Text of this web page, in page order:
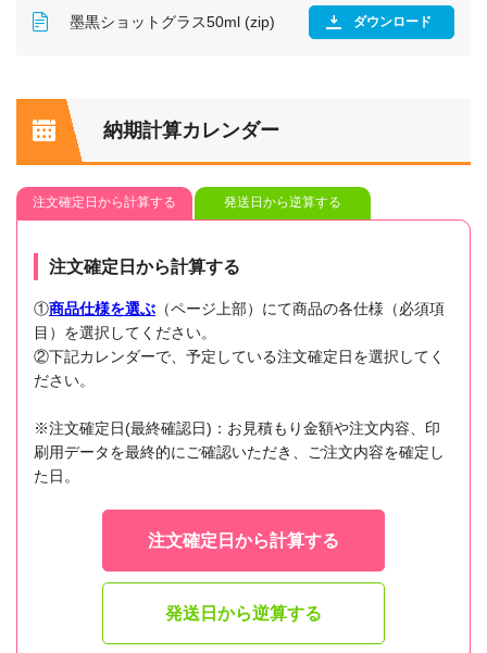
墨黒ショットグラス50ml (zip) ダウンロード
納期計算カレンダー
注文確定日から計算する 発送日から逆算する
注文確定日から計算する
①商品仕様を選ぶ （ページ上部）にて商品の各仕様（必須項
目）を選択してください。
②下記カレンダーで、予定している注文確定日を選択してく
ださい。
※注文確定日(最終確認日)：お見積もり金額や注文内容、印
刷用データを最終的にご確認いただき、ご注文内容を確定し
た日。
注文確定日から計算する
発送日から逆算する